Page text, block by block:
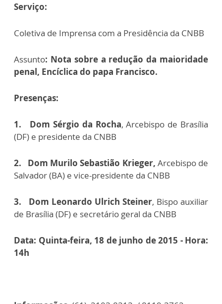
Serviço:
Coletiva de Imprensa com a Presidência da CNBB
Assunto: Nota sobre a redução da maioridade
penal, Encíclica do papa Francisco.
Presenças:
1. Dom Sérgio da Rocha, Arcebispo de Brasília
(DF) e presidente da CNBB
2. Dom Murilo Sebastião Krieger, Arcebispo de
Salvador (BA) e vice-presidente da CNBB
3. Dom Leonardo Ulrich Steiner, Bispo auxiliar
de Brasília (DF) e secretário geral da CNBB
Data: Quinta-feira, 18 de junho de 2015 - Hora:
14h